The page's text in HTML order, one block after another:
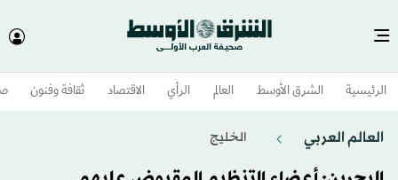
الرئيسية الشرق الأوسط​ العالم الرأي الاقتصاد ثقافة وفنون
العالم العربي الخليج